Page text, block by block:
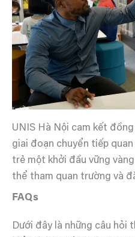
UNIS Hà Nội cam kết
giai đoạn chuyển tiếp
trẻ một khởi đầu vững
thể tham quan trường và
FAQs
Dưới đây là những câu hỏi